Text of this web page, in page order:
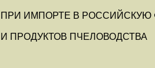
ПРИ ИМПОРТЕ В
И ПРОДУКТОВ ПЧЕЛОВОДСТВА